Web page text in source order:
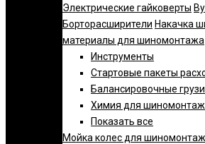
Электрические гайковерты
Борторасширители Накачка
материалы для шиномонтажа
Инструменты
Стартовые пакеты
Балансировочные
Химия для
Показать все
Мойка колес для